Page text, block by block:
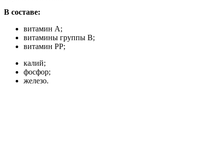
В составе:
витамин A;
витамины группы B;
витамин PP;
калий;
фосфор;
железо.